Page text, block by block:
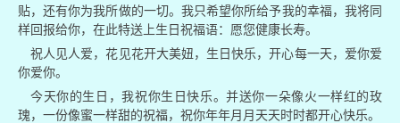
贴，还有你为我所做的一切。我只希望你所给予我的幸福，我将同
样回报给你，在此特送上生日祝福语：愿您健康长寿。
祝人见人爱，花见花开大美妞，生日快乐，开心每一天，爱你爱
你爱你。
今天你的生日，我祝你生日快乐。并送你一朵像火一样红的玫
瑰，一份像蜜一样甜的祝福，祝你年年月月天天时时都开心快乐。